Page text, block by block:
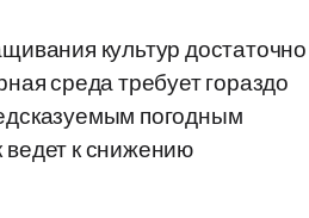
культур достаточно
среда требует гораздо
погодным
к снижению